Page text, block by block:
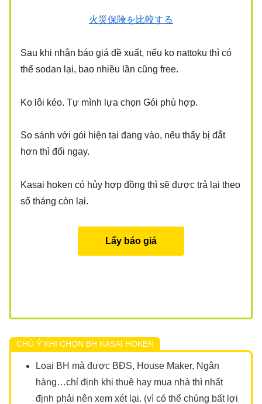
火災保険を比較する
Sau khi nhận báo giá đề xuất, nếu ko nattoku thì có
thể sodan lại, bao nhiều lần cũng free.
Ko lôi kéo. Tự mình lựa chọn Gói phù hợp.
So sánh với gói hiện tại đang vào, nếu thấy bị đắt
hơn thì đổi ngay.
Kasai hoken có hủy hợp đồng thì sẽ được trả lại theo
số tháng còn lại.
Lấy báo giá
CHÚ Ý KHI CHỌN BH KASAI HOKEN
Loại BH mà được BĐS, House Maker, Ngân
hàng…chỉ định khi thuê hay mua nhà thì nhất
định phải nên xem xét lại. (vì có thể chúng bất lợi